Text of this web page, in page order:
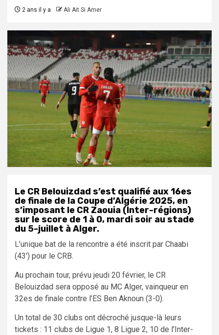
2 ans il y a Ali Ait Si Amer
Le CR Belouizdad s’est qualifié aux 16es
de finale de la Coupe d’Algérie 2025, en
s’imposant le CR Zaouia (Inter-régions)
sur le score de 1 à 0, mardi soir au stade
du 5-juillet à Alger.
L’unique bat de la rencontre a été inscrit par Chaabi
(43′) pour le CRB.
Au prochain tour, prévu jeudi 20 février, le CR
Belouizdad sera opposé au MC Alger, vainqueur en
32es de finale contre l’ES Ben Aknoun (3-0).
Un total de 30 clubs ont décroché jusque-là leurs
tickets : 11 clubs de Ligue 1, 8 Ligue 2, 10 de l’Inter-